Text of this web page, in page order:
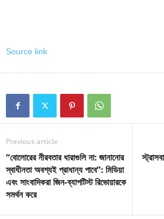
Source link
Previous article
“বোলোরের নীরবতার ধারাগুলি না: জানানোর
স্বাধীনতা অবশ্যই প্রাধান্য পাবে”: মিডিয়া
এবং সাংবাদিকরা জিন-ব্যাপটিস্ট রিভোয়ারকে
সমর্থন করে